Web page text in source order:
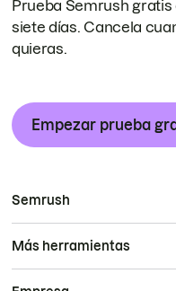
Prueba Semrush gratis
siete días. Cancela
quieras.
Empezar prueba
Semrush
Más herramientas